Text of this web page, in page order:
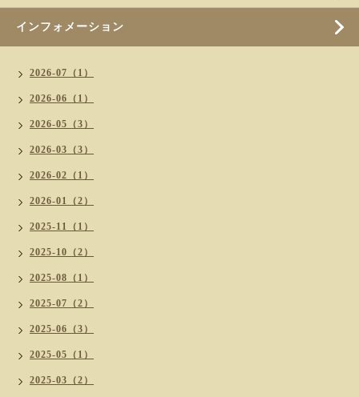
インフォメーション
2026-07（1）
2026-06（1）
2026-05（3）
2026-03（3）
2026-02（1）
2026-01（2）
2025-11（1）
2025-10（2）
2025-08（1）
2025-07（2）
2025-06（3）
2025-05（1）
2025-03（2）